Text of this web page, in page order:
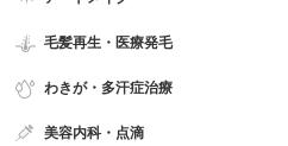
毛髪再生・医療発毛
わきが・多汗症治療
美容内科・点滴